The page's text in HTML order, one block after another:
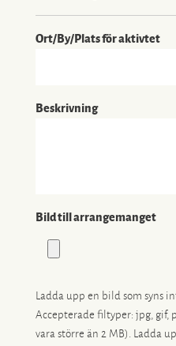
Ort/By/Plats för aktivtet
Beskrivning
Bild till arrangemanget
Ladda upp en bild som syns
Accepterade filtyper: jpg, gif,
vara större än 2 MB). Ladda